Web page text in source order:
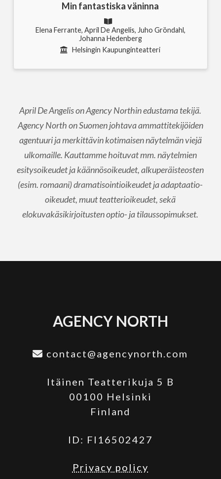
Min fantastiska väninna
Elena Ferrante, April De Angelis, Juho Gröndahl,
Johanna Hedenberg
Helsingin Kaupunginteatteri
April De Angelis on Agency Northin edustama tekijä.
Agency North on Suomen johtava ammattitekijöiden
agentuuri ja merkittävin kotimaisen näytelmän viejä
ulkomaille. Kauttamme hoituvat mm. näytelmien
esitysoikeudet ja käännösoikeudet, alkuperäisteosten
(esim. romaani) dramatisointioikeudet ja adaptaatio-
oikeudet, muut teatterioikeudet, sekä
elokuvakäsikirjoitusten optio- ja tilaussopimukset.
AGENCY NORTH
contact@agencynorth.com
Itäinen Teatterikuja 5 B
00100 Helsinki
Finland
ID: FI16502427
Privacy policy